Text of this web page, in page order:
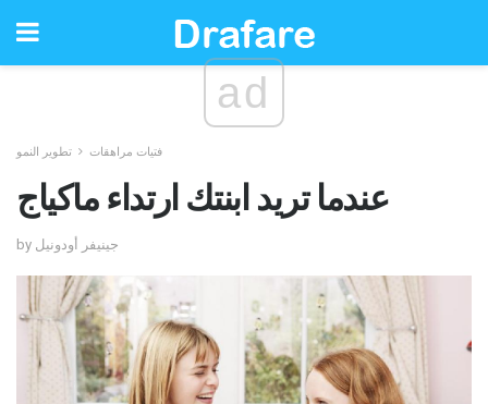
ad
فتيات مراهقات تطوير النمو
عندما تريد ابنتك ارتداء ماكياج
by جينيفر أودونيل